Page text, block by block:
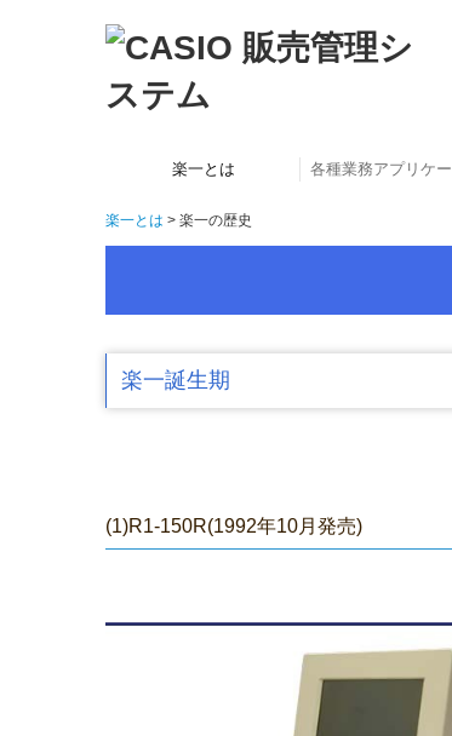
楽一とは
楽一の歴史
楽一 専用機モデル
資料請求・お問合せ
各種業務アプリケ
楽一とは 楽一の歴史
楽一誕生期
(1)R1-150R(1992年10月発売)